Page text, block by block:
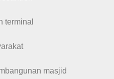
terminal
masjid